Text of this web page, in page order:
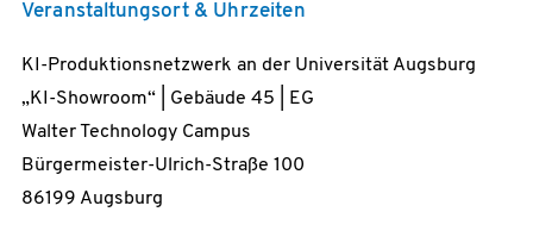
Veranstaltungsort & Uhrzeiten
KI-Produktionsnetzwerk an der Universität Augsburg
„KI-Showroom“ | Gebäude 45 | EG
Walter Technology Campus
Bürgermeister-Ulrich-Straße 100
86199 Augsburg